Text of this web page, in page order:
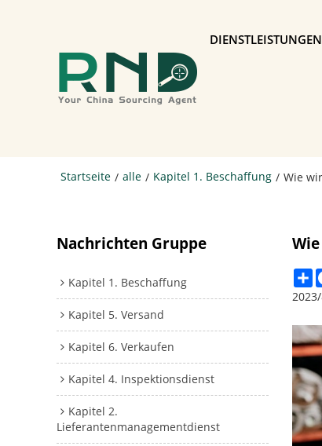
Startseite / alle / Kapitel 1. Beschaffung / Wie
Nachrichten Gruppe
Kapitel 1. Beschaffung
Kapitel 5. Versand
Kapitel 6. Verkaufen
Kapitel 4. Inspektionsdienst
Kapitel 2.
Lieferantenmanagementdienst